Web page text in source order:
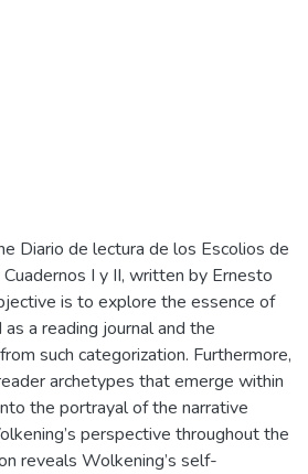
Diario de lectura de los Escolios de
I y II, written by Ernesto
is to explore the essence of
a reading journal and the
such categorization. Furthermore,
archetypes that emerge within
the portrayal of the narrative
perspective throughout the
reveals Wolkening’s self-